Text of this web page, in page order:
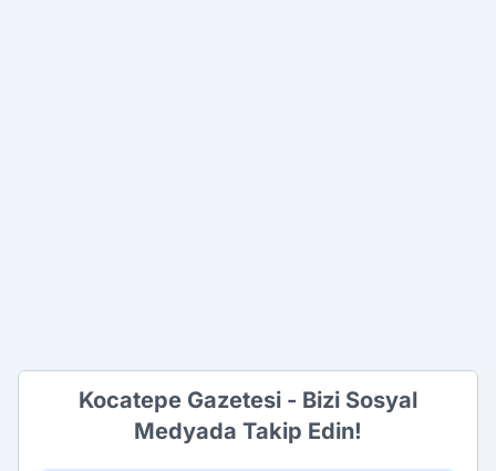
Kocatepe Gazetesi - Bizi Sosyal
Medyada Takip Edin!